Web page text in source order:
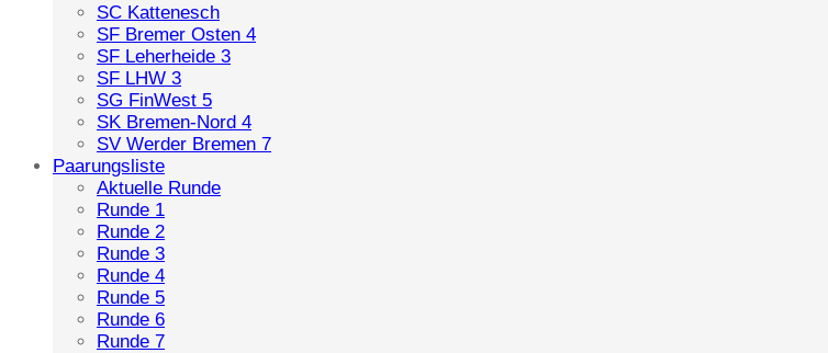
SC Kattenesch
SF Bremer Osten 4
SF Leherheide 3
SF LHW 3
SG FinWest 5
SK Bremen-Nord 4
SV Werder Bremen 7
Paarungsliste
Aktuelle Runde
Runde 1
Runde 2
Runde 3
Runde 4
Runde 5
Runde 6
Runde 7